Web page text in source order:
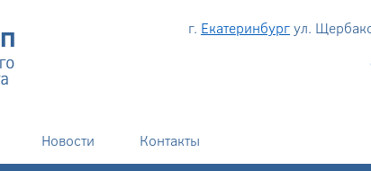
г. Екатеринбургул.
Новости Контакты